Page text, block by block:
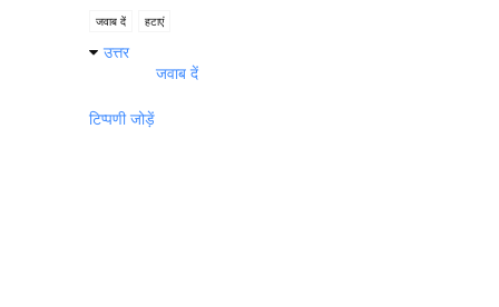
जवाब दें हटाएं
उत्तर
जवाब दें
टिप्पणी जोड़ें